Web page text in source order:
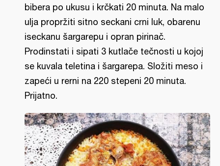
bibera po ukusu i krčkati 20 minuta. Na malo
ulja propržiti sitno seckani crni luk, obarenu
iseckanu šargarepu i opran pirinač.
Prodinstati i sipati 3 kutlače tečnosti u kojoj
se kuvala teletina i šargarepa. Složiti meso i
zapeći u rerni na 220 stepeni 20 minuta.
Prijatno.